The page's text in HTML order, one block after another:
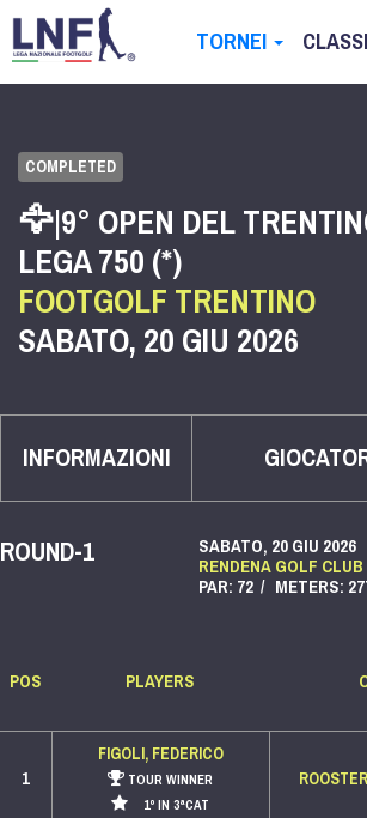
TORNEI
COMPLETED
🦅|9° OPEN DEL
LEGA 750 (*)
FOOTGOLF TRENTINO
SABATO, 20 GIU 2026
INFORMAZIONI
ROUND-1 SABATO, 20 GIU 2026
RENDENA GOLF
PAR: 72 / METERS:
POS PLAYERS
1
FIGOLI, FEDERICO
TOUR WINNER
1º IN 3ªCAT